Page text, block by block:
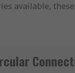
available,
or in
terminates a